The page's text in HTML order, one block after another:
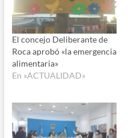
El concejo Deliberante de
Roca aprobó «la emergencia
alimentaria»
En «ACTUALIDAD»